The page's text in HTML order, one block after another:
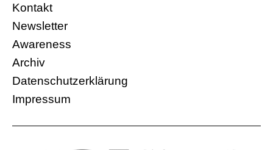
Kontakt
Newsletter
Awareness
Archiv
Datenschutzerklärung
Impressum